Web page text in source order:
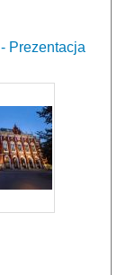
Prezentacja